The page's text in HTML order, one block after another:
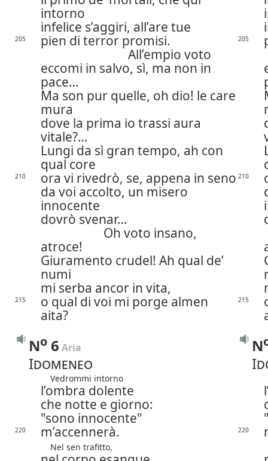
intorno
infelice s’aggiri, all’are tue
205 pien di terror promisi. 205
All’empio voto
eccomi in salvo, sì, ma non in
pace…
Ma son pur quelle, oh dio! le care
mura
dove la prima io trassi aura
vitale?…
Lungi da sì gran tempo, ah con
qual core
210 ora vi rivedrò, se, appena in seno 210
da voi accolto, un misero
innocente
dovrò svenar…
Oh voto insano,
atroce!
Giuramento crudel! Ah qual de’
numi
mi serba ancor in vita,
215
o qual di voi mi porge almen
aita?
215
No 6 Aria N
Idomeneo
Vedrommi intorno
l’ombra dolente
che notte e giorno:
"sono innocente"
220 m’accennerà. 220
Nel sen trafitto,